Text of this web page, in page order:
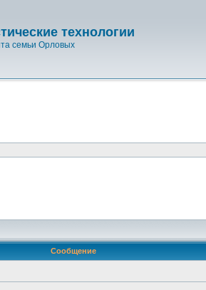
технологии
семьи Орловых
Сообщение